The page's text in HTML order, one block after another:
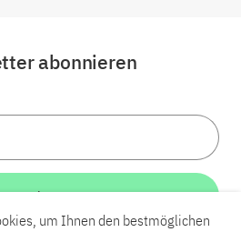
abonnieren
Weiter
um Ihnen den bestmöglichen